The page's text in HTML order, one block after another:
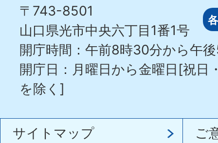
〒743-8501
山口県光市中央六丁目1番1号
開庁時間：午前8時30分から午
開庁日：月曜日から金曜日[祝日
を除く]
サイトマップ
ご